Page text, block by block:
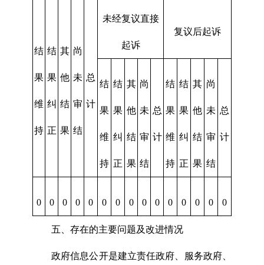
结
果
维
持
结
果
纠
正
其
他
结
果
尚
未
审
结
总
计
未经复议直接
起诉
复议后起诉
结
果
维
持
结
果
纠
正
其
他
结
果
尚
未
审
结
总
计
结
果
维
持
结
果
纠
正
其
他
结
果
尚
未
审
结
总
计
0 0 0 0 0 0 0 0 0 0 0 0 0 0 0
五、存在的主要问题及改进情况
政府信息公开是建立责任政府、服务政府、